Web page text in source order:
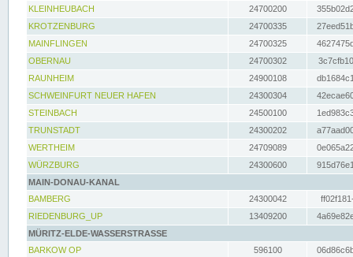
KLEINHEUBACH 24700200
KROTZENBURG
24700335
MAINFLINGEN
24700325
OBERNAU
24700302
RAUNHEIM
24900108
SCHWEINFURT NEUER HAFEN
24300304
STEINBACH
24500100
TRUNSTADT
24300202
WERTHEIM
24709089
WÜRZBURG
24300600
MAIN-DONAU-KANAL
BAMBERG
24300042
RIEDENBURG_UP
13409200
MÜRITZ-ELDE-WASSERSTRASSE
BARKOW OP
596100